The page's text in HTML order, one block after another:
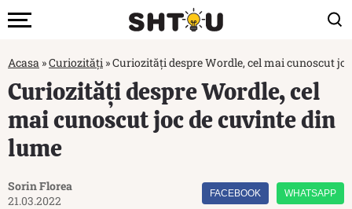
Acasa »Curiozități »Curiozități despre Wordle, cel mai cunoscut
Curiozități despre Wordle, cel
mai cunoscut joc de cuvinte din
lume
Sorin Florea
21.03.2022
FACEBOOK WHATSAPP